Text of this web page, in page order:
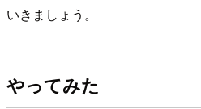
いきましょう。
やってみた